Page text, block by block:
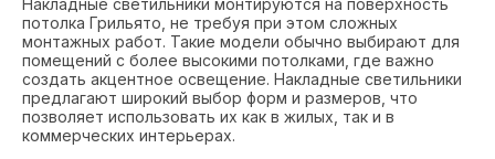
Накладные светильники монтируются на поверхность
потолка Грильято, не требуя при этом сложных
монтажных работ. Такие модели обычно выбирают для
помещений с более высокими потолками, где важно
создать акцентное освещение. Накладные светильники
предлагают широкий выбор форм и размеров, что
позволяет использовать их как в жилых, так и в
коммерческих интерьерах.